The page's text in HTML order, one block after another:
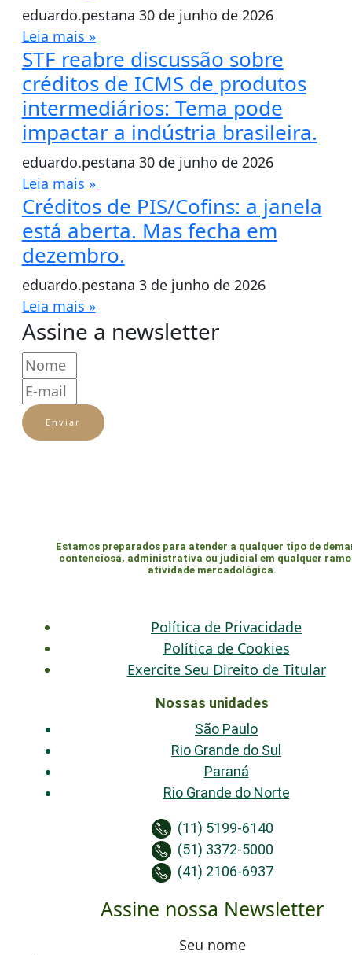
eduardo.pestana 30 de junho de 2026
Leia mais »
STF reabre discussão sobre
créditos de ICMS de produtos
intermediários: Tema pode
impactar a indústria brasileira.
eduardo.pestana 30 de junho de 2026
Leia mais »
Créditos de PIS/Cofins: a janela
está aberta. Mas fecha em
dezembro.
eduardo.pestana 3 de junho de 2026
Leia mais »
Assine a newsletter
Enviar
Estamos preparados para atender a qualquer tipo de
contenciosa, administrativa ou judicial em qualquer ramo
atividade mercadológica.
Política de Privacidade
Política de Cookies
Exercite Seu Direito de Titular
Nossas unidades
São Paulo
Rio Grande do Sul
Paraná
Rio Grande do Norte
(11) 5199-6140
(51) 3372-5000
(41) 2106-6937
Assine nossa Newsletter
Seu nome